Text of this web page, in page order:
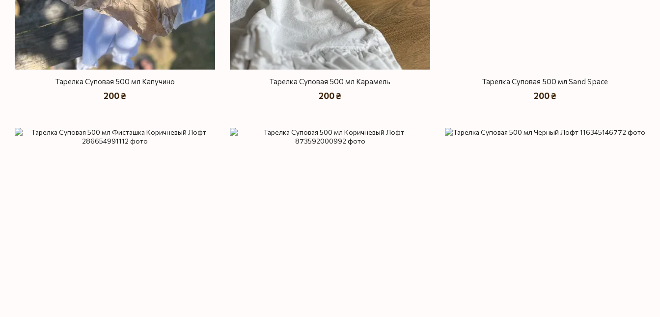
Тарелка Суповая 500 мл Капучино
200 ₴
Тарелка Суповая 500 мл Карамель
200 ₴
Тарелка Суповая 500 мл Sand Space
200 ₴